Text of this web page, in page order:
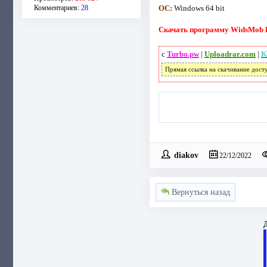
Комментариев: 28 OC: Windows 64 bit
Скачать программу
с Turbo.pw| Uploadrar.com|
Прямая ссылка на скачивание
diakov 22/12/2022
Вернуться назад